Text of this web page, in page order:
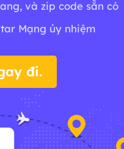
và zip code sẵn có
Mạng ủy nhiệm
đi.